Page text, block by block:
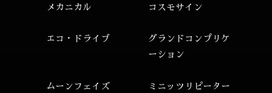
メカニカル
グランドコンプリケ
ーション
ミニッツリピーター
エコ・ドライブ
コスモサイン
ムーンフェイズ